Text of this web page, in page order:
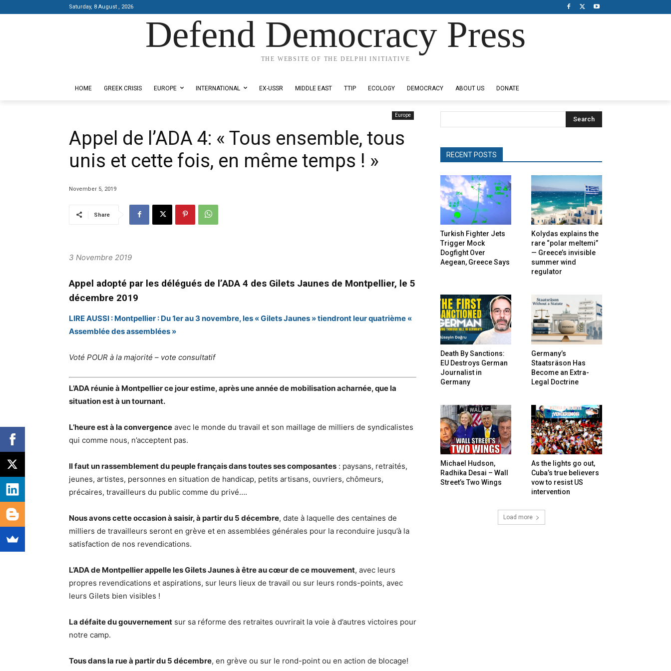
Saturday, 8 August , 2026
Defend Democracy Press
THE WEBSITE OF THE DELPHI INITIATIVE
HOME GREEK CRISIS EUROPE INTERNATIONAL EX-USSR MIDDLE EAST TTIP ECOLOGY DEMOCRACY ABOUT US DONATE
Europe
Appel de l’ADA 4: « Tous ensemble, tous
unis et cette fois, en même temps ! »
November 5, 2019
Share
3 Novembre 2019
Appel adopté par les délégués de l’ADA 4 des Gilets Jaunes de Montpellier, le 5
décembre 2019
LIRE AUSSI : Montpellier : Du 1er au 3 novembre, les « Gilets Jaunes » tiendront leur quatrième «
Assemblée des assemblées »
Voté POUR à la majorité – vote consultatif
L’ADA réunie à Montpellier ce jour estime, après une année de mobilisation acharnée, que la
situation est à un tournant.
L’heure est à la convergence avec le monde du travail et son maillage de milliers de syndicalistes
qui comme nous, n’acceptent pas.
Il faut un rassemblement du peuple français dans toutes ses composantes : paysans, retraités,
jeunes, artistes, personnes en situation de handicap, petits artisans, ouvriers, chômeurs,
précaires, travailleurs du public comme du privé….
Nous avons cette occasion à saisir, à partir du 5 décembre, date à laquelle des centaines de
milliers de travailleurs seront en grève et en assemblées générales pour la reconduire jusqu’à la
satisfaction de nos revendications.
L’ADA de Montpellier appelle les Gilets Jaunes à être au cœur de ce mouvement, avec leurs
propres revendications et aspirations, sur leurs lieux de travail ou sur leurs ronds-points, avec
leurs Gilets bien visibles !
La défaite du gouvernement sur sa réforme des retraites ouvrirait la voie à d’autres victoires pour
notre camp.
Tous dans la rue à partir du 5 décembre, en grève ou sur le rond-point ou en action de blocage!
Search
RECENT POSTS
Turkish Fighter Jets
Trigger Mock
Dogfight Over
Aegean, Greece Says
Kolydas explains the
rare “polar meltemi”
— Greece’s invisible
summer wind
regulator
Death By Sanctions:
EU Destroys German
Journalist in
Germany
Germany’s
Staatsräson Has
Become an Extra-
Legal Doctrine
Michael Hudson,
Radhika Desai – Wall
Street’s Two Wings
As the lights go out,
Cuba’s true believers
vow to resist US
intervention
Load more